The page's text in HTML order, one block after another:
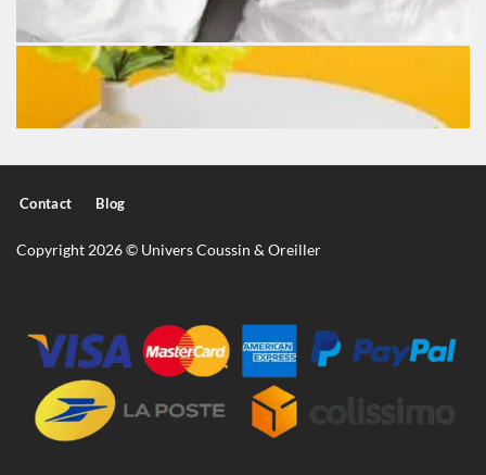
Contact Blog
Copyright 2026 © Univers Coussin & Oreiller